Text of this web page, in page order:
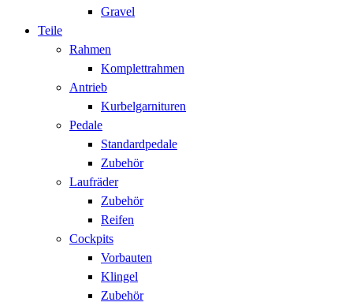
Gravel
Teile
Rahmen
Komplettrahmen
Antrieb
Kurbelgarnituren
Pedale
Standardpedale
Zubehör
Laufräder
Zubehör
Reifen
Cockpits
Vorbauten
Klingel
Zubehör